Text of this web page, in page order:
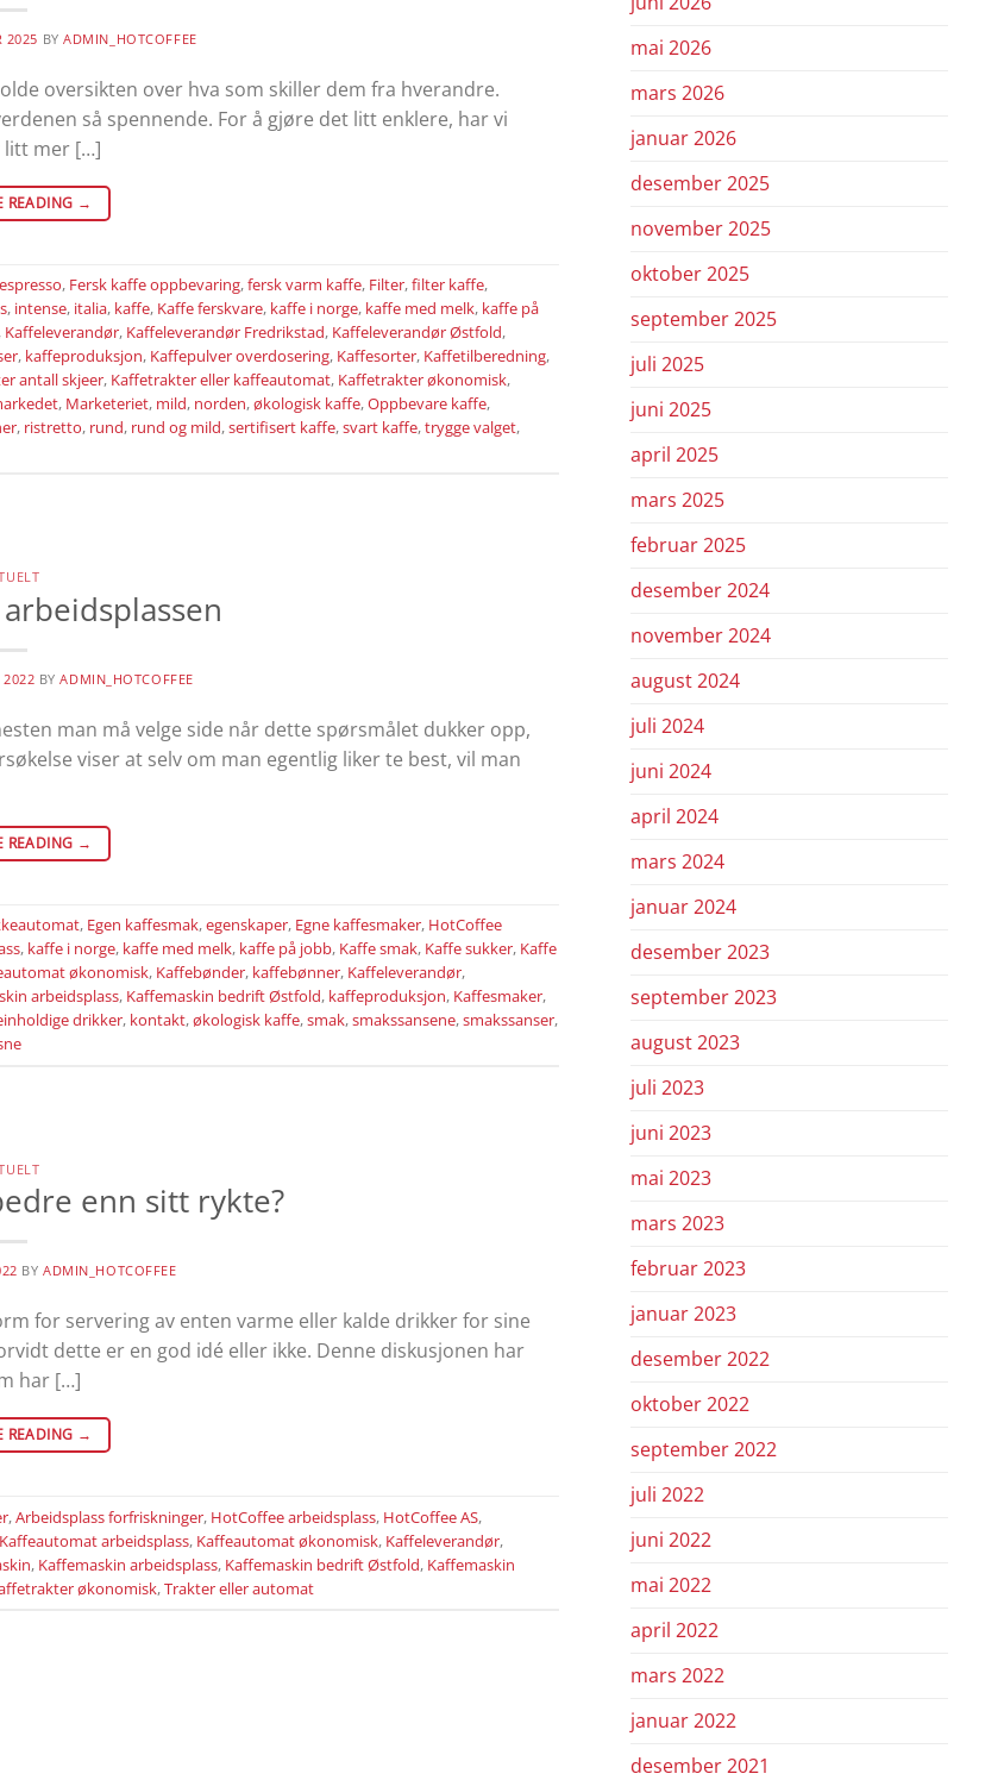
2025 BYADMIN_HOTCOFFEE
oversikten over hva som skiller dem fra hverandre.
så spennende. For å gjøre det litt enklere, har vi
litt mer […]
READING →
espresso, Fersk kaffe oppbevaring,fersk varm kaffe, Filter,filter kaffe,
, intense, italia, kaffe, Kaffe ferskvare, kaffe i norge, kaffe med melk, kaffe på
, Kaffeleverandør, Kaffeleverandør Fredrikstad, Kaffeleverandør Østfold,
, kaffeproduksjon, Kaffepulver overdosering, Kaffesorter, Kaffetilberedning,
antall skjeer, Kaffetrakter eller kaffeautomat, Kaffetrakter økonomisk,
, Marketeriet, mild, norden,økologisk kaffe,Oppbevare kaffe,
, ristretto, rund, rund og mild,sertifisert kaffe,svart kaffe,trygge valget,
2022 BYADMIN_HOTCOFFEE
man må velge side når dette spørsmålet dukker opp,
viser at selv om man egentlig liker te best, vil man
READING →
, Egen kaffesmak,egenskaper, Egne kaffesmaker, HotCoffee
, kaffe i norge, kaffe med melk, kaffe på jobb, Kaffe smak, Kaffe sukker, Kaffe
økonomisk, Kaffebønder, kaffebønner, Kaffeleverandør,
arbeidsplass, Kaffemaskin bedrift Østfold, kaffeproduksjon, Kaffesmaker,
drikker, kontakt,økologisk kaffe,smak,smakssansene,smakssanser,
enn sitt rykte?
BYADMIN_HOTCOFFEE
for servering av enten varme eller kalde drikker for sine
dette er en god idé eller ikke. Denne diskusjonen har
har […]
READING →
,Arbeidsplass forfriskninger, HotCoffee arbeidsplass, HotCoffee AS,
Kaffeautomat arbeidsplass, Kaffeautomat økonomisk, Kaffeleverandør,
, Kaffemaskin arbeidsplass, Kaffemaskin bedrift Østfold, Kaffemaskin
økonomisk,Trakter eller automat
mai 2026
mars 2026
januar 2026
desember 2025
november 2025
oktober 2025
september 2025
juli 2025
juni 2025
april 2025
mars 2025
februar 2025
desember 2024
november 2024
august 2024
juli 2024
juni 2024
april 2024
mars 2024
januar 2024
desember 2023
september 2023
august 2023
juli 2023
juni 2023
mai 2023
mars 2023
februar 2023
januar 2023
desember 2022
oktober 2022
september 2022
juli 2022
juni 2022
mai 2022
april 2022
mars 2022
januar 2022
desember 2021